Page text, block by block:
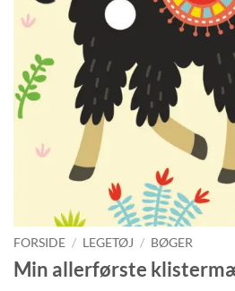
FORSIDE / LEGETØJ / BØGER
Min allerførste